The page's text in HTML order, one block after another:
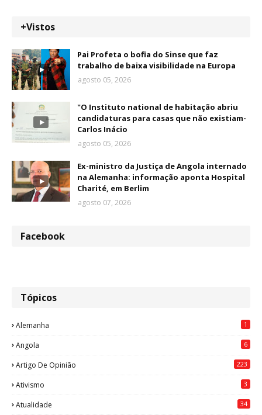
+Vistos
Pai Profeta o bofia do Sinse que faz
trabalho de baixa visibilidade na Europa
agosto 05, 2026
"O Instituto national de habitação abriu
candidaturas para casas que não existiam-
Carlos Inácio
agosto 05, 2026
Ex-ministro da Justiça de Angola internado
na Alemanha: informação aponta Hospital
Charité, em Berlim
agosto 07, 2026
Facebook
Tópicos
Alemanha 1
Angola 6
Artigo De Opinião 223
Ativismo 3
Atualidade 34